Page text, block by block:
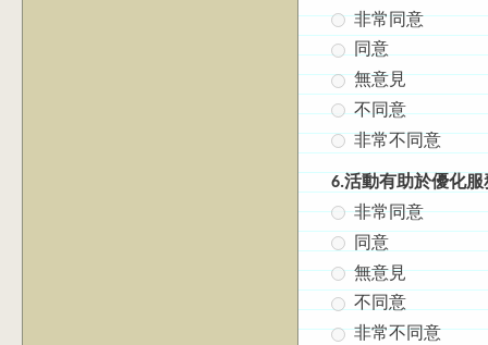
非常同意
同意
無意見
不同意
非常不同意
6.活動有助於優化
非常同意
同意
無意見
不同意
非常不同意